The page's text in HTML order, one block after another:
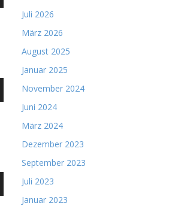
Juli 2026
März 2026
August 2025
Januar 2025
November 2024
Juni 2024
März 2024
Dezember 2023
September 2023
Juli 2023
Januar 2023